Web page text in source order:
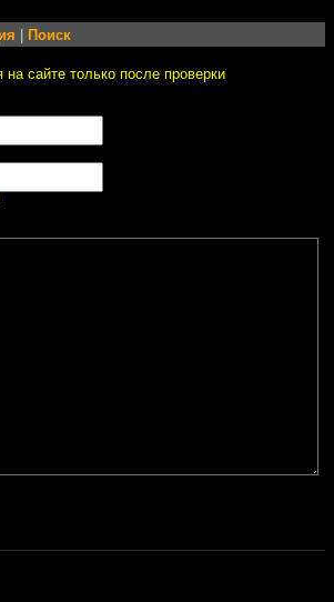
Поиск
на сайте только после проверки